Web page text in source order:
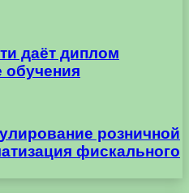
даёт диплом
обучения
розничной
фискального